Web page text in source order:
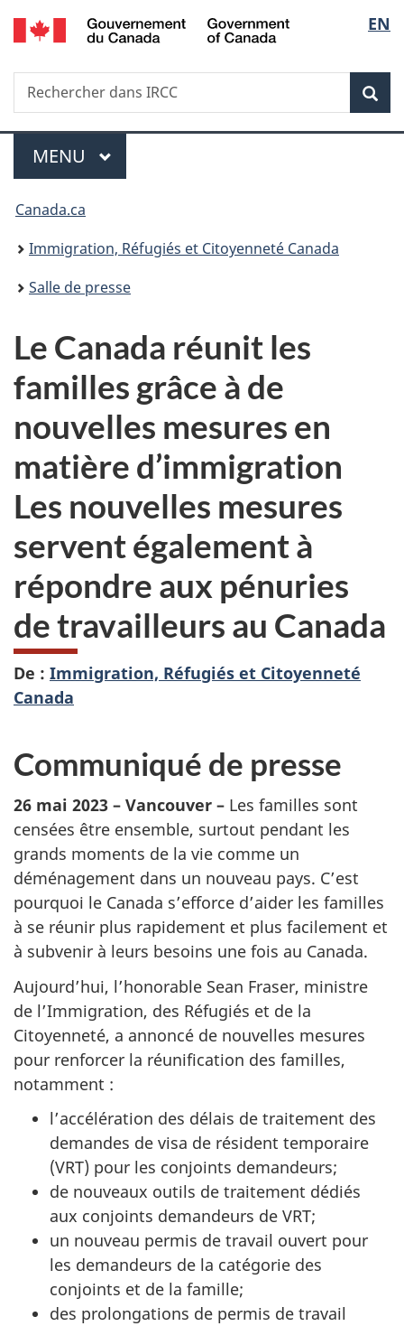
Passer
au
Passer
à
du
Passer
à
simplifiée
de
la
EN
Recherche
Rechercher
dans
Menu
MENU PRINCIPAL
Vous
êtes
ici :
Canada.ca
Immigration, Réfugiés et Citoyenneté Canada
Salle de presse
Le Canada réunit les
familles grâce à de
nouvelles mesures en
matière d’immigration
Les nouvelles mesures
servent également à
répondre aux pénuries
de travailleurs au Canada
De : Immigration, Réfugiés et Citoyenneté
Canada
Communiqué de presse
26 mai 2023 – Vancouver – Les familles sont
censées être ensemble, surtout pendant les
grands moments de la vie comme un
déménagement dans un nouveau pays. C’est
pourquoi le Canada s’efforce d’aider les familles
à se réunir plus rapidement et plus facilement et
à subvenir à leurs besoins une fois au Canada.
Aujourd’hui, l’honorable Sean Fraser, ministre
de l’Immigration, des Réfugiés et de la
Citoyenneté, a annoncé de nouvelles mesures
pour renforcer la réunification des familles,
notamment :
l’accélération des délais de traitement des
demandes de visa de résident temporaire
(VRT) pour les conjoints demandeurs;
de nouveaux outils de traitement dédiés
aux conjoints demandeurs de VRT;
un nouveau permis de travail ouvert pour
les demandeurs de la catégorie des
conjoints et de la famille;
des prolongations de permis de travail